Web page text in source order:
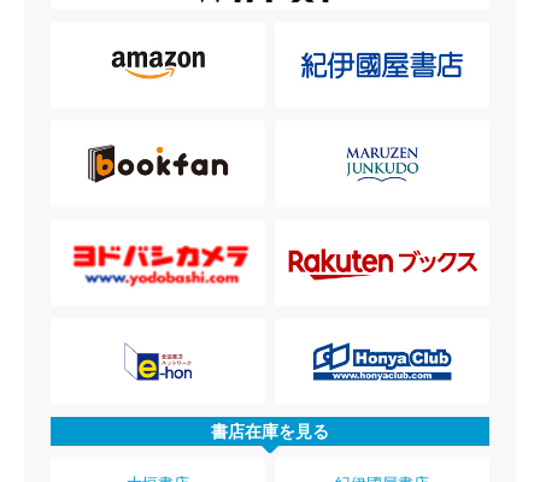
書店在庫を見る